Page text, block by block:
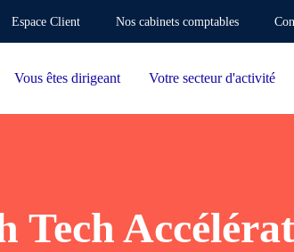
Espace Client Nos cabinets comptables
Vous êtes dirigeant Votre secteur d'activité
Tech